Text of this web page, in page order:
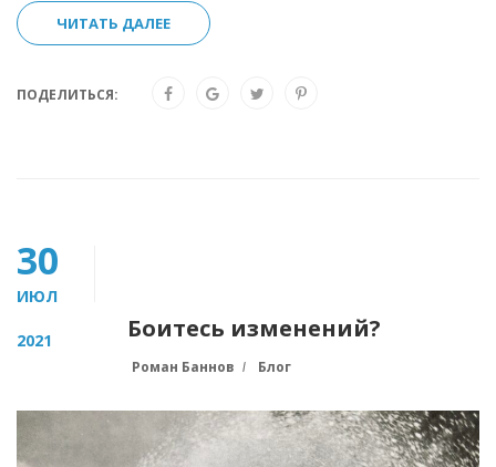
ЧИТАТЬ ДАЛЕЕ
ПОДЕЛИТЬСЯ:
30
ИЮЛ
2021 Боитесь изменений?
Роман Баннов Блог